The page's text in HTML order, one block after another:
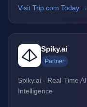
Visit Trip.com Today →
Spiky.ai
Partner
Spiky.ai - Real-Time
Intelligence